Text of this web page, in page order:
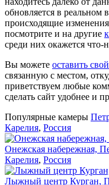
обновляется в реальном
происходящие
посмотрите и на другие
среди них окажется что-
Вы можете оставить
связанную с местом,
приветствуем любые
сделать сайт удобнее и
Популярные камеры
Карелия, Россия
Онежская набережная,
Карелия, Россия
Лыжный центр Курган,